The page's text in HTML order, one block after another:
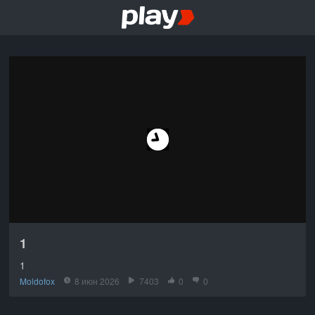
1
1
Moldofox 8 июн 2026 7403 0 0